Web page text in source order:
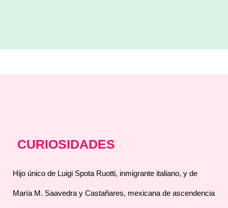
CURIOSIDADES
Hijo único de Luigi Spota Ruotti, inmigrante italiano, y de
María M. Saavedra y Castañares, mexicana de ascendencia